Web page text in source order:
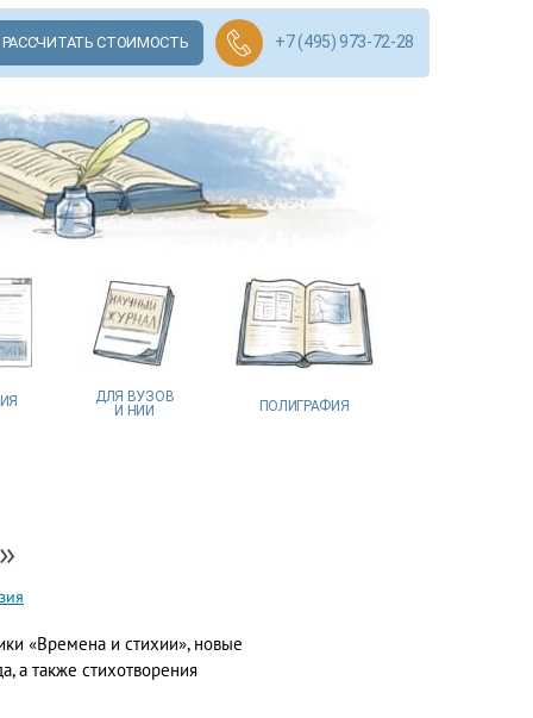
РАССЧИТАТЬ СТОИМОСТЬ +7 (495) 973-72-28
ДЛЯ ВУЗОВ
И НИИ
ПОЛИГРАФИЯ
«Времена и стихии», новые
а также стихотворения